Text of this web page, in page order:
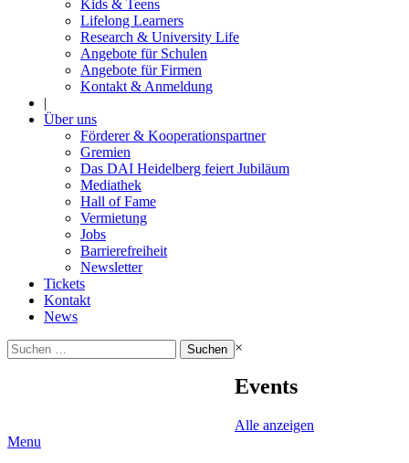
Kids & Teens
Lifelong Learners
Research & University Life
Angebote für Schulen
Angebote für Firmen
Kontakt & Anmeldung
|
Über uns
Förderer & Kooperationspartner
Gremien
Das DAI Heidelberg feiert Jubiläum
Mediathek
Hall of Fame
Vermietung
Jobs
Barrierefreiheit
Newsletter
Tickets
Kontakt
News
Suchen
nach:
×
Events
Alle anzeigen
Menu